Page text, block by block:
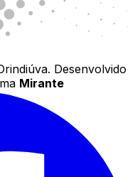
. Desenvolvido
Mirante